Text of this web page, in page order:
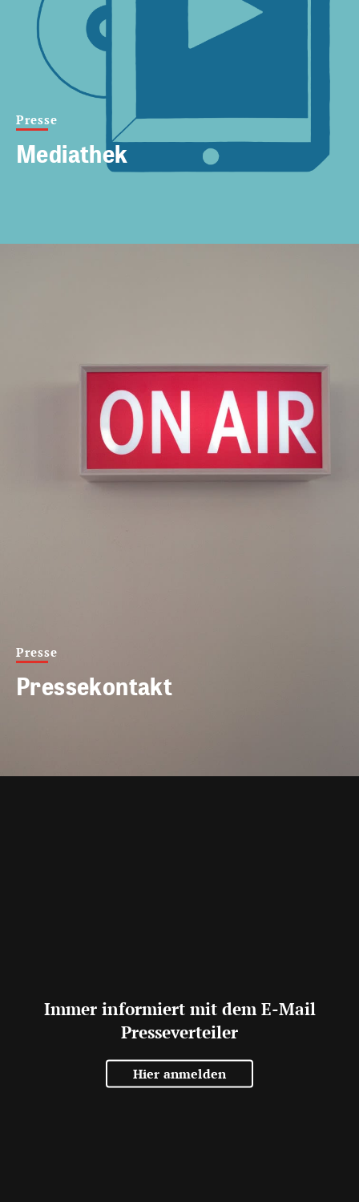
Presse
Mediathek
Presse
Pressekontakt
Immer informiert mit dem E-Mail
Presseverteiler
Hier anmelden